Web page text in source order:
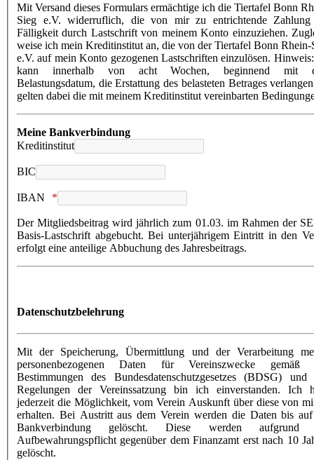
Mit Versand dieses Formulars ermächtige ich die Tiertafel Bonn
Sieg e.V. widerruflich, die von mir zu entrichtende
Fälligkeit durch Lastschrift von meinem Konto einzuziehen.
weise ich mein Kreditinstitut an, die von der Tiertafel Bonn Rhein-
e.V. auf mein Konto gezogenen Lastschriften einzulösen.
kann innerhalb von acht Wochen, beginnend mit
Belastungsdatum, die Erstattung des belasteten Betrages
gelten dabei die mit meinem Kreditinstitut vereinbarten
Meine Bankverbindung
Kreditinstitut
BIC
IBAN
Der Mitgliedsbeitrag wird jährlich zum 01.03. im Rahmen der
Basis-Lastschrift abgebucht. Bei unterjährigem Eintritt in den
erfolgt eine anteilige Abbuchung des Jahresbeitrags.
Datenschutzbelehrung
Mit der Speicherung, Übermittlung und der Verarbeitung
personenbezogenen Daten für Vereinszwecke gemäß
Bestimmungen des Bundesdatenschutzgesetzes (BDSG) und
Regelungen der Vereinssatzung bin ich einverstanden. Ich
jederzeit die Möglichkeit, vom Verein Auskunft über diese von
erhalten. Bei Austritt aus dem Verein werden die Daten bis
Bankverbindung gelöscht. Diese werden aufgrund
Aufbewahrungspflicht gegenüber dem Finanzamt erst nach 10
gelöscht.